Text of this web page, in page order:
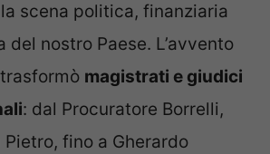
scena politica, finanziaria
del nostro Paese. L’avvento
magistrati e giudici
: dal Procuratore Borrelli,
fino a Gherardo